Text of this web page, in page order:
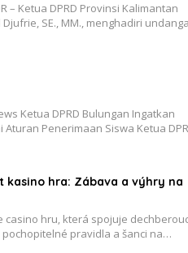
– Ketua DPRD Provinsi Kalimantan
SE., MM., menghadiri
Ketua DPRD Bulungan Ingatkan
Aturan Penerimaan Siswa Ketua
kasino hra: Zábava a výhry na
casino hru‚ která spojuje
pochopitelné pravidla a šanci na…